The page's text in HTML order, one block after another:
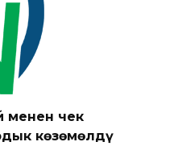
менен чек
көзөмөлдү